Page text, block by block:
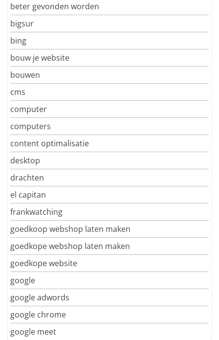
beter gevonden worden
bigsur
bing
bouw je website
bouwen
cms
computer
computers
content optimalisatie
desktop
drachten
el capitan
frankwatching
goedkoop webshop laten maken
goedkope webshop laten maken
goedkope website
google
google adwords
google chrome
google meet